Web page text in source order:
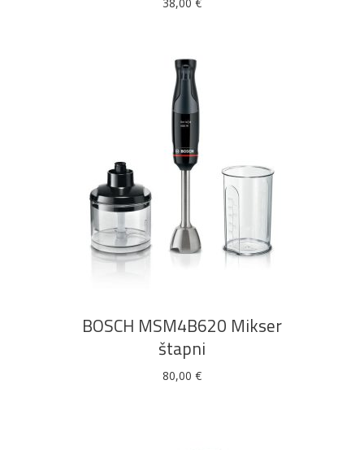
DODAJ U KOŠARICU
BOSCH MSM4B620 Mikser
štapni
80,00 €